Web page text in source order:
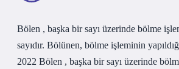
Bölen , başka bir sayı üzerinde bölme
sayıdır. Bölünen, bölme işleminin
2022 Bölen , başka bir sayı üzerinde